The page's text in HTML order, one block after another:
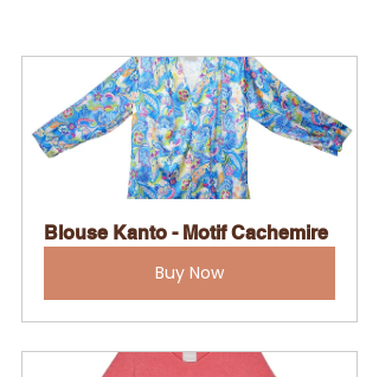
Blouse Kanto - Motif Cachemire
Buy Now